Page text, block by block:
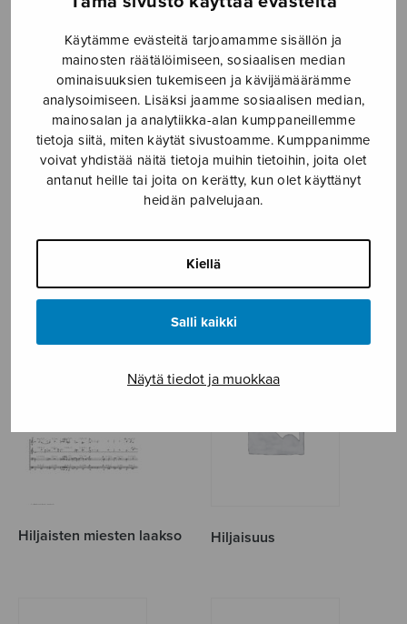
Käytämme evästeitä tarjoamamme sisällön ja
mainosten räätälöimiseen, sosiaalisen median
ominaisuuksien tukemiseen ja kävijämäärämme
analysoimiseen. Lisäksi jaamme sosiaalisen median,
mainosalan ja analytiikka-alan kumppaneillemme
tietoja siitä, miten käytät sivustoamme. Kumppanimme
voivat yhdistää näitä tietoja muihin tietoihin, joita olet
antanut heille tai joita on kerätty, kun olet käyttänyt
heidän palvelujaan.
Kiellä
Salli kaikki
Näytä tiedot ja muokkaa
Hiiren peiaat Hiljainen ilta, TTBB
Hiljaisten miesten laakso Hiljaisuus